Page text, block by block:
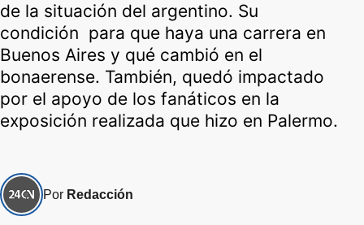
de la situación del argentino. Su
condición para que haya una carrera en
Buenos Aires y qué cambió en el
bonaerense. También, quedó impactado
por el apoyo de los fanáticos en la
exposición realizada que hizo en Palermo.
Por Redacción